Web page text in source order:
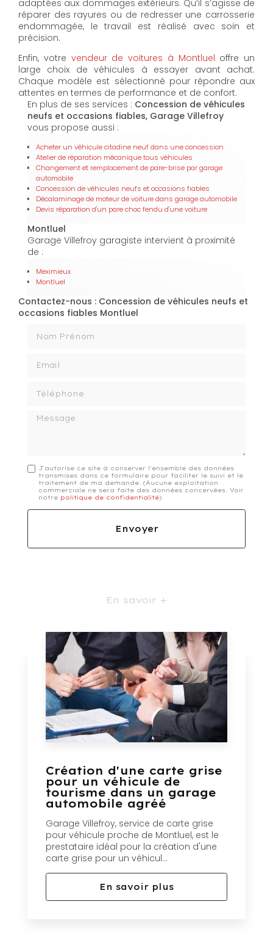
adaptées aux dommages extérieurs. Qu’il s’agisse de
réparer des rayures ou de redresser une carrosserie
endommagée, le travail est réalisé avec soin et
précision.
Enfin, votre vendeur de voitures à Montluel offre un
large choix de véhicules à essayer avant achat.
Chaque modèle est sélectionné pour répondre aux
attentes en termes de performance et de confort.
En plus de ses services : Concession de véhicules
neufs et occasions fiables, Garage Villefroy
vous propose aussi :
Acheter un véhicule citadine neuf dans une concession
Atelier de réparation mécanique tous véhicules
Changement et remplacement de pare-brise par garage
automobile
Concession de véhicules neufs et occasions fiables
Décalaminage de moteur de voiture dans garage automobile
Devis réparation d'un pare choc fendu d'une voiture
Montluel
Garage Villefroy garagiste intervient à proximité
de :
Meximieux
Montluel
Contactez-nous : Concession de véhicules neufs et
occasions fiables Montluel
Message
J'autorise ce site à conserver l'ensemble des données
transmises dans ce formulaire pour faciliter le suivi et le
traitement de ma demande.(Aucune exploitation
commerciale ne sera faite des données concervées. Voir
notre politique de confidentialité)
En savoir +
Création d'une carte grise
pour un véhicule de
tourisme dans un garage
automobile agréé
Garage Villefroy, service de carte grise
pour véhicule proche de Montluel, est le
prestataire idéal pour la création d'une
carte grise pour un véhicul...
En savoir plus